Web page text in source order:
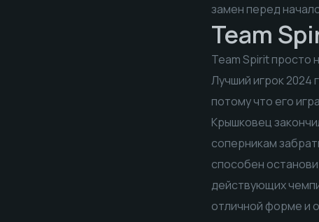
замен перед
Team
Team Spirit просто
Лучший игрок 2024
потому что его
Крышковец
соперникам
способен
действующих
отличной форме и